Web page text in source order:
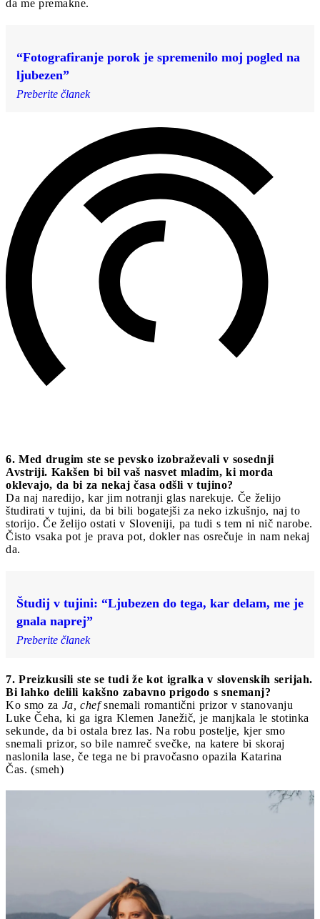
da me premakne.
“Fotografiranje porok je spremenilo moj pogled na
ljubezen”
Preberite članek
6. Med drugim ste se pevsko izobraževali v sosednji
Avstriji. Kakšen bi bil vaš nasvet mladim, ki morda
oklevajo, da bi za nekaj časa odšli v tujino?
Da naj naredijo, kar jim notranji glas narekuje. Če želijo
študirati v tujini, da bi bili bogatejši za neko izkušnjo, naj to
storijo. Če želijo ostati v Sloveniji, pa tudi s tem ni nič narobe.
Čisto vsaka pot je prava pot, dokler nas osrečuje in nam nekaj
da.
Študij v tujini: “Ljubezen do tega, kar delam, me je
gnala naprej”
Preberite članek
7. Preizkusili ste se tudi že kot igralka v slovenskih serijah.
Bi lahko delili kakšno zabavno prigodo s snemanj?
Ko smo za Ja, chefsnemali romantični prizor v stanovanju
Luke Čeha, ki ga igra Klemen Janežič, je manjkala le stotinka
sekunde, da bi ostala brez las. Na robu postelje, kjer smo
snemali prizor, so bile namreč svečke, na katere bi skoraj
naslonila lase, če tega ne bi pravočasno opazila Katarina
Čas. (smeh)